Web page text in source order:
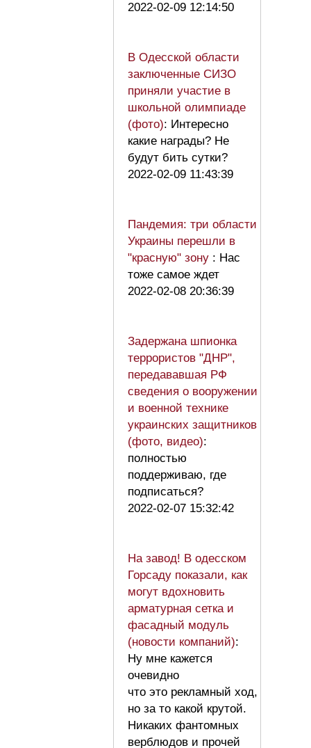
2022-02-09 12:14:50
В Одесской области
заключенные СИЗО
приняли участие в
школьной олимпиаде
(фото): Интересно
какие награды? Не
будут бить сутки?
2022-02-09 11:43:39
Пандемия: три области
Украины перешли в
"красную" зону : Нас
тоже самое ждет
2022-02-08 20:36:39
Задержана шпионка
террористов "ДНР",
передававшая РФ
сведения о вооружении
и военной технике
украинских защитников
(фото, видео):
полностью
поддерживаю, где
подписаться?
2022-02-07 15:32:42
На завод! В одесском
Горсаду показали, как
могут вдохновить
арматурная сетка и
фасадный модуль
(новости компаний):
Ну мне кажется
очевидно
что это рекламный ход,
но за то какой крутой.
Никаких фантомных
верблюдов и прочей